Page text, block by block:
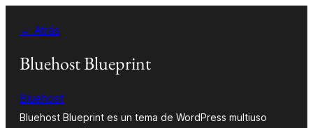
contenido
← Atrás
Bluehost Blueprint
Bluehost
Bluehost Blueprint es un tema de WordPress multiuso